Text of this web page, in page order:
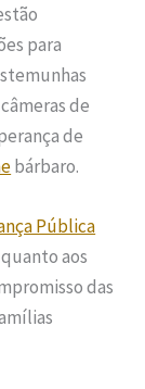
para
de
de
bárbaro.
Pública
aos
das